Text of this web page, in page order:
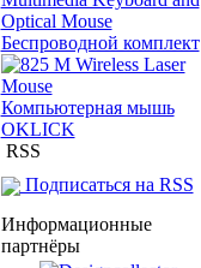
Беспроводной комплект
Компьютерная мышь
OKLICK
RSS
Подписаться на RSS
Информационные
партнёры